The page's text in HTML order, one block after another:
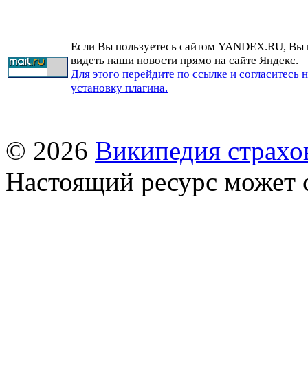
Если Вы пользуетесь сайтом YANDEX.RU, Вы
видеть наши новости прямо на сайте Яндекс.
Для этого перейдите по ссылке и согласитесь
установку плагина.
© 2026 Википедия
Настоящий ресурс может